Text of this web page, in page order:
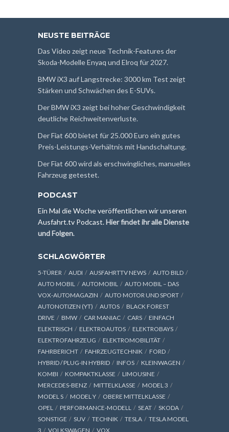
NEUSTE BEITRÄGE
Das Video zeigt neue Technik-Features der
Skoda-Modelle Enyaq und Elroq für 2027.
BMW iX3 auf Langstrecke: 3000 km Test zeigt
Stärken und Schwächen des E-SUVs.
Der BMW iX3 zeigt bei hoher Geschwindigkeit
deutliche Reichweitenverluste.
Der Fiat 600 bietet für 25.000 Euro ein gutes
Preis-Leistungs-Verhältnis mit Handschaltung.
Der Fiat 600 wird als erschwingliches, manuelles
Fahrzeug getestet.
PODCAST
Ein Mal die Woche veröffentlichen wir unseren
Ausfahrt.tv Podcast. Hier findet ihr alle Dienste
und Folgen.
SCHLAGWÖRTER
5-TÜRER AUDI AUSFAHRTTV NEWS
AUTO BILD
AUTO MOBIL
AUTOMOBIL
AUTO MOBIL – DAS
VOX-AUTOMAGAZIN
AUTO MOTOR UND SPORT
AUTONOTIZEN (YT)
AUTOS
BLACK FOREST
DRIVE
BMW CAR MANIAC CARS
EINFACH
ELEKTRISCH
ELEKTROAUTOS
ELEKTROBAYS
ELEKTROFAHRZEUG
ELEKTROMOBILITÄT
FAHRBERICHT
FAHRZEUGTECHNIK
FORD
HYBRID / PLUG-IN HYBRID
INFOS
KLEINWAGEN
KOMBI
KOMPAKTKLASSE
LIMOUSINE
MERCEDES-BENZ
MITTELKLASSE
MODEL 3
MODEL S
MODEL Y
OBERE MITTELKLASSE
OPEL
PERFORMANCE-MODELL SEAT
SKODA
SONSTIGE
SUV TECHNIK TESLA
TESLA MODEL
3
VOLKSWAGEN VOX